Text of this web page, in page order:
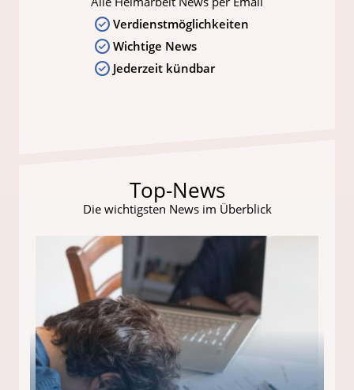
Verdienstmöglichkeiten
Wichtige News
Jederzeit kündbar
Top-News
Die wichtigsten News im Überblick